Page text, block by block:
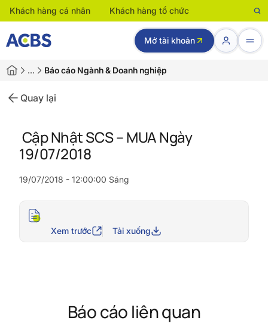
Khách hàng cá nhân Khách hàng tổ chức
Mở tài khoản
… Báo cáo Ngành & Doanh nghiệp
Quay lại
Cập Nhật SCS – MUA Ngày
19/07/2018
19/07/2018 - 12:00:00 Sáng
Xem trước Tải xuống
Báo cáo liên quan